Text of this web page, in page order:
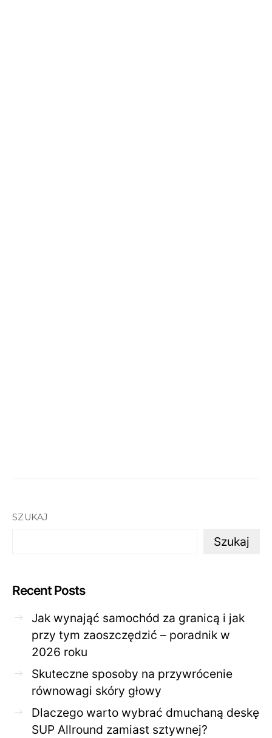
SZUKAJ
Szukaj
Recent Posts
Jak wynająć samochód za granicą i jak
przy tym zaoszczędzić – poradnik w
2026 roku
Skuteczne sposoby na przywrócenie
równowagi skóry głowy
Dlaczego warto wybrać dmuchaną deskę
SUP Allround zamiast sztywnej?